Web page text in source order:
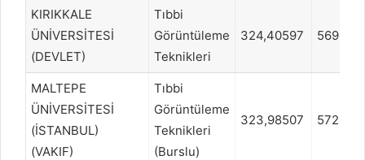
KIRIKKALE
ÜNİVERSİTESİ
(DEVLET)
Tıbbi
Görüntüleme
Teknikleri
324,40597 569578
MALTEPE
ÜNİVERSİTESİ
(İSTANBUL)
(VAKIF)
Tıbbi
Görüntüleme
Teknikleri
(Burslu)
323,98507 572911